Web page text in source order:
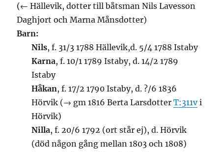
(← Hällevik, dotter till båtsman Nils Lavesson
Daghjort och Marna Månsdotter)
Barn:
Nils, f. 31/3 1788 Hällevik,d. 5/4 1788 Istaby
Karna, f. 10/1 1789 Istaby, d. 14/2 1789
Istaby
Håkan, f. 17/2 1790 Istaby, d. ?/6 1836
Hörvik (→ gm 1816 Berta LarsdotterT:311vi
Hörvik)
Nilla, f. 20/6 1792 (ort står ej), d. Hörvik
(död någon gång mellan 1803 och 1808)